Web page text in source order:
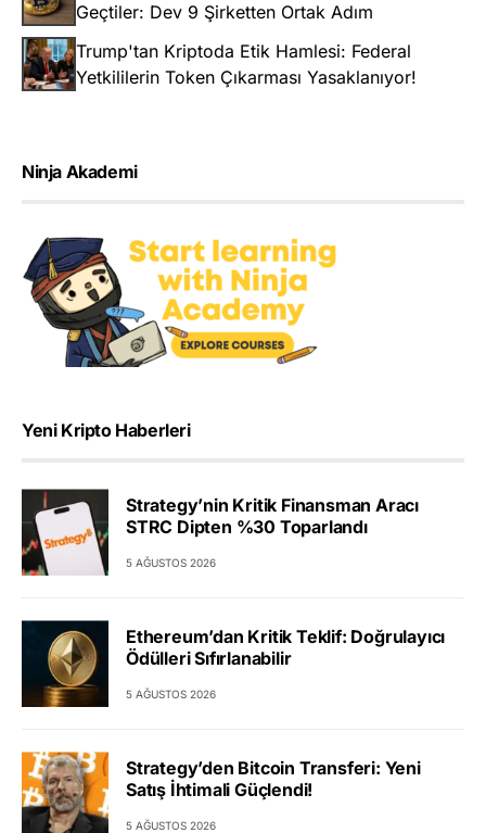
Geçtiler: Dev 9 Şirketten Ortak Adım
Trump'tan Kriptoda Etik Hamlesi: Federal
Yetkililerin Token Çıkarması Yasaklanıyor!
Ninja Akademi
Yeni Kripto Haberleri
Strategy’nin Kritik Finansman Aracı
STRC Dipten %30 Toparlandı
5 AĞUSTOS 2026
Ethereum’dan Kritik Teklif: Doğrulayıcı
Ödülleri Sıfırlanabilir
5 AĞUSTOS 2026
Strategy’den Bitcoin Transferi: Yeni
Satış İhtimali Güçlendi!
5 AĞUSTOS 2026